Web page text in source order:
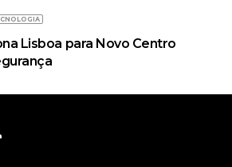
Lisboa para Novo Centro